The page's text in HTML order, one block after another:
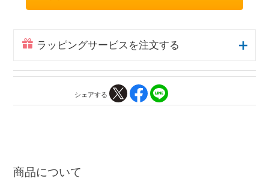
ラッピングサービスを注文する
シェアする
商品について